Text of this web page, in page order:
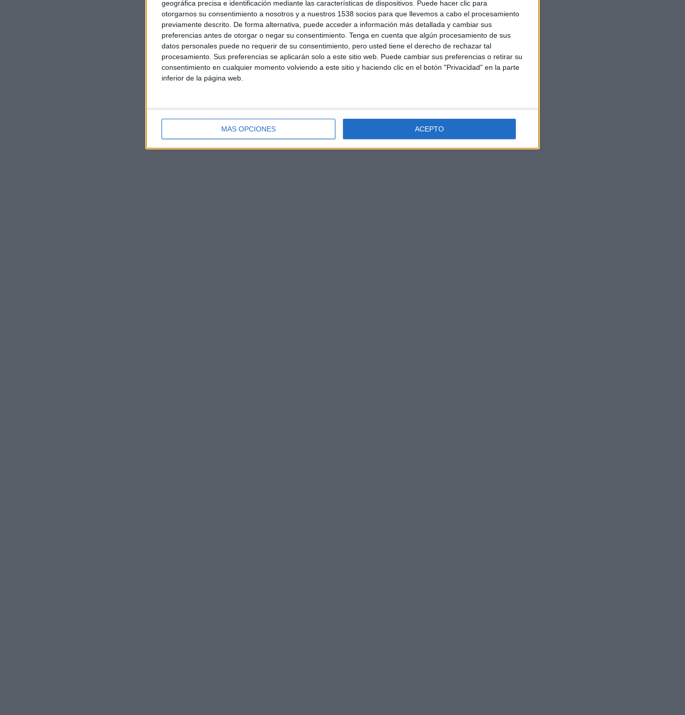
geográfica precisa e identificación mediante las características de dispositivos. Puede hacer clic para
otorgarnos su consentimiento a nosotros y a nuestros 1538 socios para que llevemos a cabo el procesamiento
previamente descrito. De forma alternativa, puede acceder a información más detallada y cambiar sus
preferencias antes de otorgar o negar su consentimiento. Tenga en cuenta que algún procesamiento de sus
datos personales puede no requerir de su consentimiento, pero usted tiene el derecho de rechazar tal
procesamiento. Sus preferencias se aplicarán solo a este sitio web. Puede cambiar sus preferencias o retirar su
consentimiento en cualquier momento volviendo a este sitio y haciendo clic en el botón "Privacidad" en la parte
inferior de la página web.
MÁS OPCIONES ACEPTO